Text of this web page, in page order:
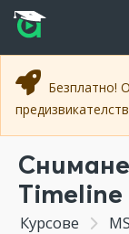
Прескочи към
Прескочи към
Безплатно!
Timeline
Курсове